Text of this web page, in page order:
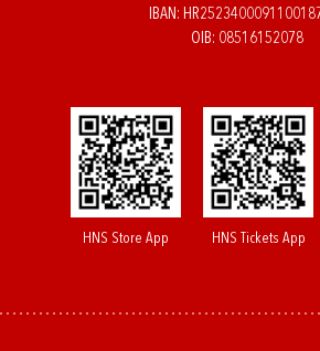
IBAN:
OIB: 08516152078
HNS Store App HNS Tickets App